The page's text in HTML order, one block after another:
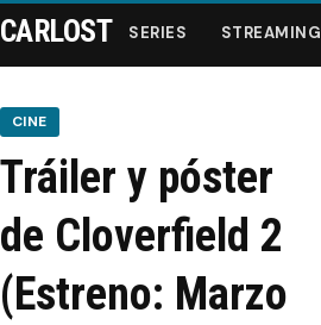
Series
Streaming
Recomendaciones
CARLOST SERIES STREAMING
CINE
Tráiler y póster
de Cloverfield 2
(Estreno: Marzo